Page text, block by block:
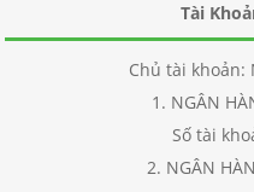
Tài
Chủ tài khoản:
1. NGÂN
Số tài
2. NGÂN